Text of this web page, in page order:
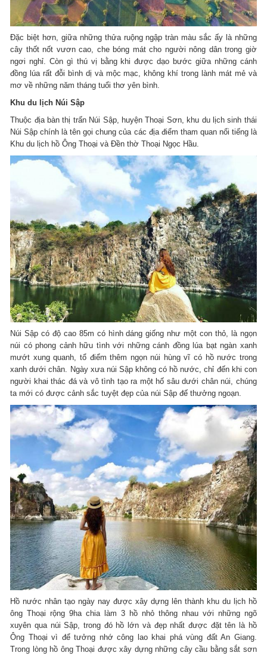
Đặc biệt hơn, giữa những thửa ruộng ngập tràn màu sắc ấy là những
cây thốt nốt vươn cao, che bóng mát cho người nông dân trong giờ
ngơi nghỉ. Còn gì thú vị bằng khi được dạo bước giữa những cánh
đồng lúa rất đỗi bình dị và mộc mạc, không khí trong lành mát mẻ và
mơ về những năm tháng tuổi thơ yên bình.
Khu du lịch Núi Sập
Thuộc địa bàn thị trấn Núi Sập, huyện Thoại Sơn, khu du lịch sinh thái
Núi Sập chính là tên gọi chung của các địa điểm tham quan nổi tiếng là
Khu du lịch hồ Ông Thoại và Đền thờ Thoại Ngọc Hầu.
Núi Sập có độ cao 85m có hình dáng giống như một con thỏ, là ngọn
núi có phong cảnh hữu tình với những cánh đồng lúa bạt ngàn xanh
mướt xung quanh, tổ điểm thêm ngọn núi hùng vĩ có hồ nước trong
xanh dưới chân. Ngày xưa núi Sập không có hồ nước, chỉ đến khi con
người khai thác đá và vô tình tạo ra một hố sâu dưới chân núi, chúng
ta mới có được cảnh sắc tuyệt đẹp của núi Sập đế thưởng ngoạn.
Hồ nước nhân tạo ngày nay được xây dựng lên thành khu du lịch hồ
ông Thoại rộng 9ha chia làm 3 hồ nhỏ thông nhau với những ngõ
xuyên qua núi Sập, trong đó hồ lớn và đẹp nhất được đặt tên là hồ
Ông Thoại vì để tưởng nhớ công lao khai phá vùng đất An Giang.
Trong lòng hồ ông Thoại được xây dựng những cây cầu bằng sắt sơn